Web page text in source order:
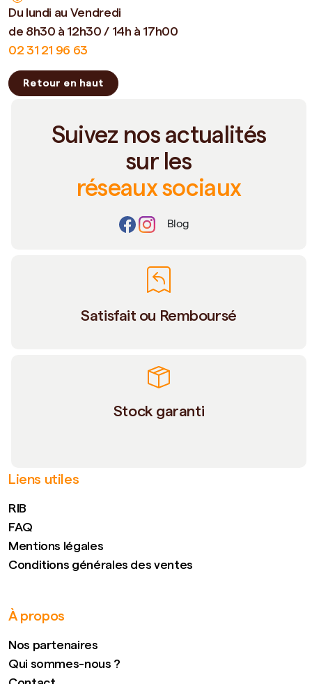
Du lundi au Vendredi
de 8h30 à 12h30 / 14h à 17h00
02 31 21 96 63
Retour en haut
Suivez nos actualités
sur les
réseaux sociaux
Blog
Satisfait ou Remboursé
Stock garanti
Liens utiles
RIB
FAQ
Mentions légales
Conditions générales des ventes
À propos
Nos partenaires
Qui sommes-nous ?